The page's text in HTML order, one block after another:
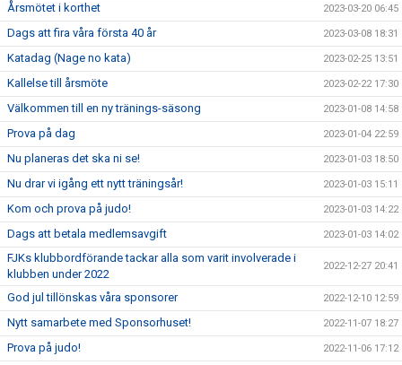
Årsmötet i korthet 2023-03-20 06:45
Dags att fira våra första 40 år 2023-03-08 18:31
Katadag (Nage no kata) 2023-02-25 13:51
Kallelse till årsmöte 2023-02-22 17:30
Välkommen till en ny tränings-säsong 2023-01-08 14:58
Prova på dag 2023-01-04 22:59
Nu planeras det ska ni se! 2023-01-03 18:50
Nu drar vi igång ett nytt träningsår! 2023-01-03 15:11
Kom och prova på judo! 2023-01-03 14:22
Dags att betala medlemsavgift 2023-01-03 14:02
FJKs klubbordförande tackar alla som varit involverade i
klubben under 2022
2022-12-27 20:41
God jul tillönskas våra sponsorer 2022-12-10 12:59
Nytt samarbete med Sponsorhuset! 2022-11-07 18:27
Prova på judo! 2022-11-06 17:12